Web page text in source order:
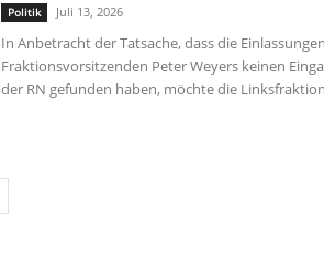
Politik Juli 13, 2026
In Anbetracht der Tatsache, dass die
Fraktionsvorsitzenden Peter Weyers keinen
der RN gefunden haben, möchte die